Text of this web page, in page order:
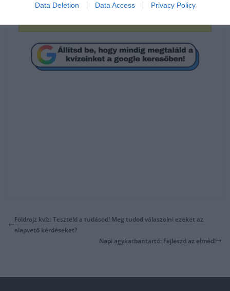
Data Deletion Data Access Privacy Policy
Földrajz kvíz: Teszteld a tudásod! Meg tudod válaszolni ezeket az
alapvető kérdéseket?
Napi agykarbantartó: Fejleszd az elméd!